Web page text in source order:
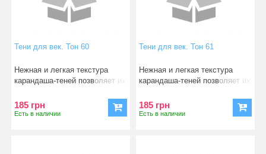
Тени для век. Тон 60
Нежная и легкая текстура
карандаша-теней позволяет их
185 грн
Есть в наличии
Тени для век. Тон 61
Нежная и легкая текстура
карандаша-теней позволяет их
185 грн
Есть в наличии